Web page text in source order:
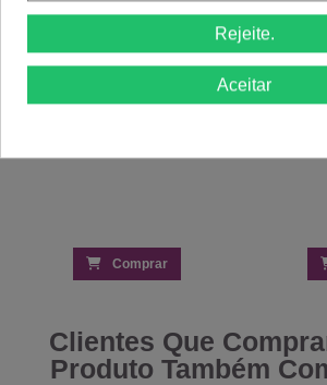
Comprar
Clientes Que
Produto Também
Rejeite.
Aceitar